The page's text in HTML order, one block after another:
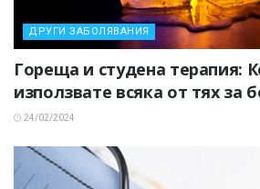
ДРУГИ ЗАБОЛЯВАНИЯ
Гореща и студена терапия:
използвате всяка от тях за
24/02/2024